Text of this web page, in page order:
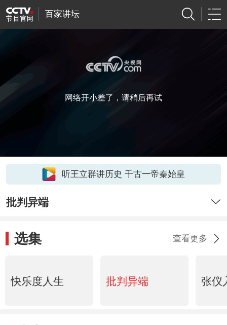
百家讲坛
网络开小差了，请稍后再试
听王立群讲历史 千古一帝秦始皇
批判异端
选集 查看更多
快乐度人生 批判异端 张仪